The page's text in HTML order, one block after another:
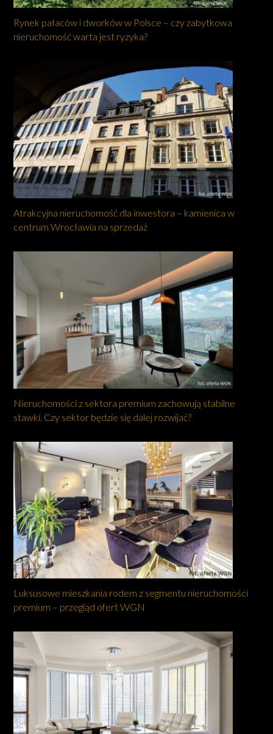
Rynek pałaców i dworków w Polsce – czy zabytkowa
nieruchomość warta jest ryzyka?
Atrakcyjna nieruchomość dla inwestora – kamienica w
centrum Wrocławia na sprzedaż
Nieruchomości z sektora premium zachowują stabilne
stawki. Czy sektor będzie się dalej rozwijać?
Luksusowe mieszkania rodem z segmentu nieruchomości
premium – przegląd ofert WGN